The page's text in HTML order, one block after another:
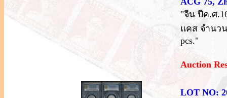
"จีน ปีค.ศ
แคส จำนวน
pcs."
Auction
LOT NO: